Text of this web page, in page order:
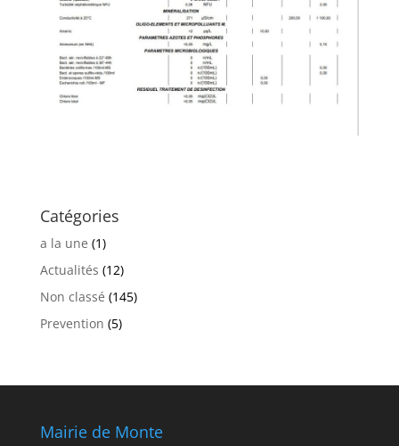
Catégories
a la une (1)
Actualités (12)
Non classé (145)
Prevention (5)
Mairie de Monte